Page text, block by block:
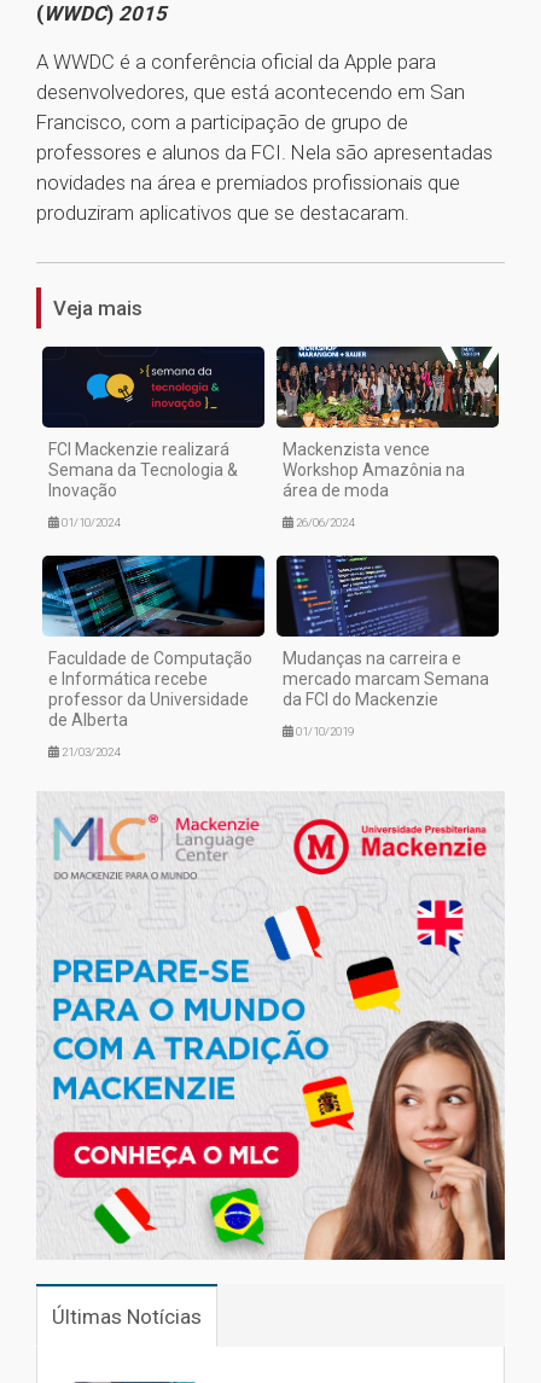
(WWDC) 2015
A WWDC é a conferência oficial da Apple para
desenvolvedores, que está acontecendo em San
Francisco, com a participação de grupo de
professores e alunos da FCI. Nela são apresentadas
novidades na área e premiados profissionais que
produziram aplicativos que se destacaram.
1
Veja mais
FCI Mackenzie realizará
Semana da Tecnologia &
Inovação
01/10/2024
Mackenzista vence
Workshop Amazônia na
área de moda
26/06/2024
Faculdade de Computação
e Informática recebe
professor da Universidade
de Alberta
21/03/2024
Mudanças na carreira e
mercado marcam Semana
da FCI do Mackenzie
01/10/2019
Últimas Notícias